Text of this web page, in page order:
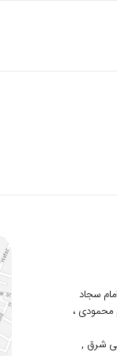
امام سجاد
محمودی ،
شرق ,